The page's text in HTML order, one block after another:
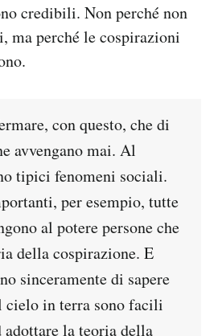
credibili. Non perché non
ma perché le cospirazioni
con questo, che di
avvengano mai. Al
tipici fenomeni sociali.
per esempio, tutte
al potere persone che
della cospirazione. E
sinceramente di sapere
cielo in terra sono facili
adottare la teoria della